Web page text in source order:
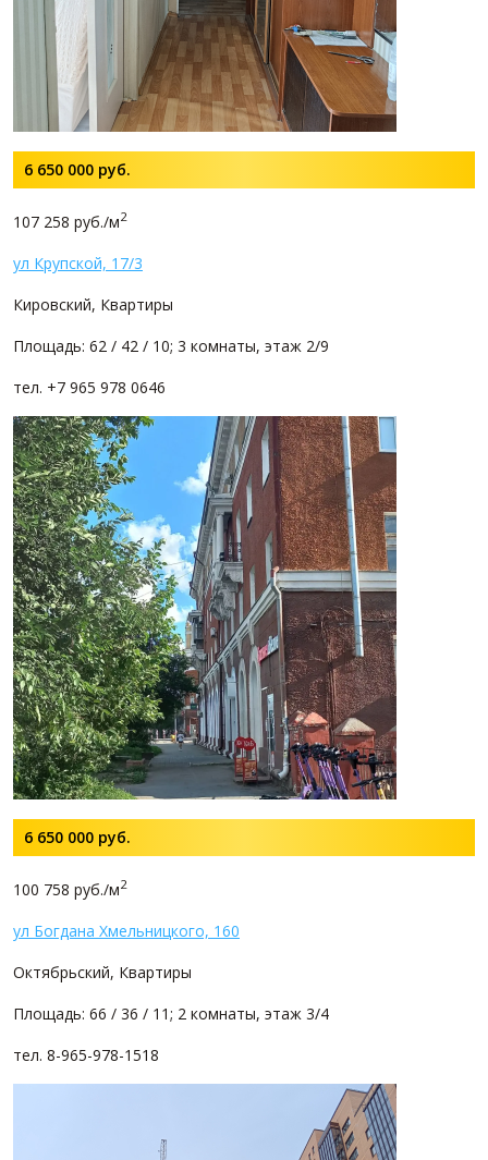
6 650 000 руб.
107 258 руб./м2
ул Крупской, 17/3
Кировский, Квартиры
Площадь: 62 / 42 / 10; 3 комнаты, этаж 2/9
тел. +7 965 978 0646
6 650 000 руб.
100 758 руб./м2
ул Богдана Хмельницкого, 160
Октябрьский, Квартиры
Площадь: 66 / 36 / 11; 2 комнаты, этаж 3/4
тел. 8-965-978-1518